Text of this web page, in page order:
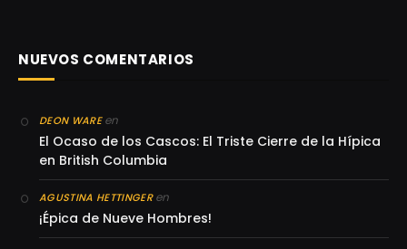
NUEVOS COMENTARIOS
DEON WAREen
El Ocaso de los Cascos: El Triste Cierre de la Hípica
en British Columbia
AGUSTINA HETTINGERen
¡Épica de Nueve Hombres!